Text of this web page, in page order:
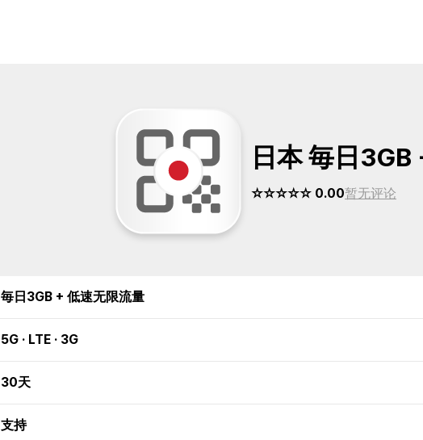
日本 毎日
☆☆☆☆☆ 0.00暂无评论
毎日3GB + 低速无限流量
5G · LTE · 3G
30天
支持